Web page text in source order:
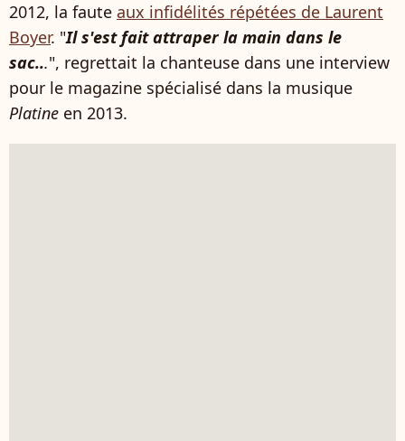
2012, la faute aux infidélités répétées de Laurent
Boyer. "Il s'est fait attraper la main dans le
sac...", regrettait la chanteuse dans une interview
pour le magazine spécialisé dans la musique
Platine en 2013.